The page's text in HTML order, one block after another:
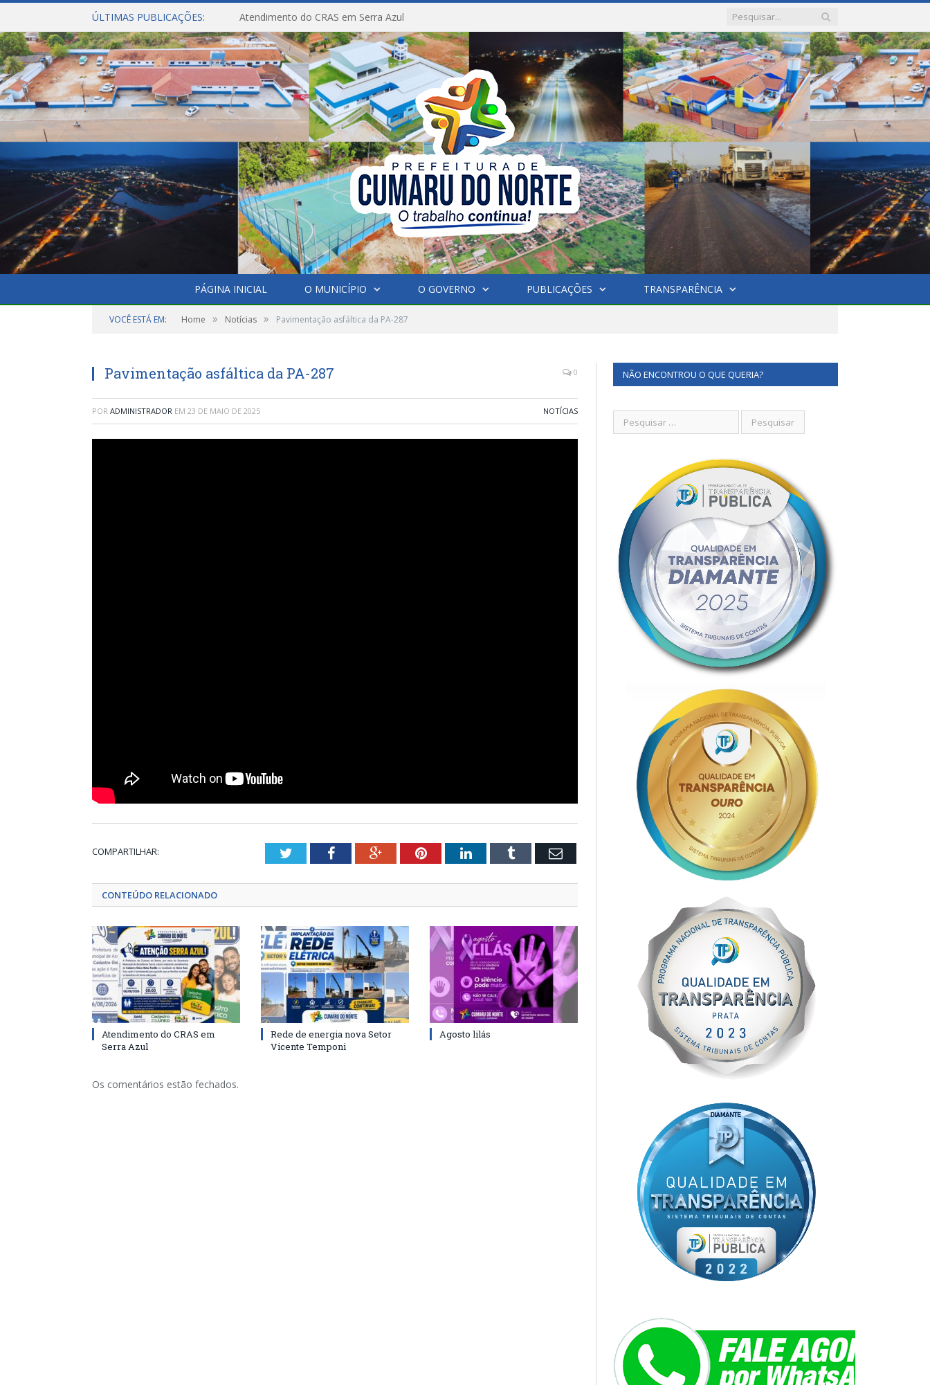
ÚLTIMAS PUBLICAÇÕES: Atendimento do CRAS em Serra Azul
PÁGINA INICIAL O MUNICÍPIO O GOVERNO PUBLICAÇÕES TRANSPARÊNCIA
VOCÊ ESTÁ EM: Home » Notícias » Pavimentação asfáltica da PA-287
Pavimentação asfáltica da PA-287 0
POR ADMINISTRADOR EM 23 DE MAIO DE 2025 NOTÍCIAS
COMPARTILHAR: TwitterFacebookGoogle+PinterestLinkedInTumblr Email
CONTEÚDO RELACIONADO
Atendimento do CRAS em
Serra Azul
Rede de energia nova Setor
Vicente Temponi
Agosto lilás
Os comentários estão fechados.
NÃO ENCONTROU O QUE QUERIA?